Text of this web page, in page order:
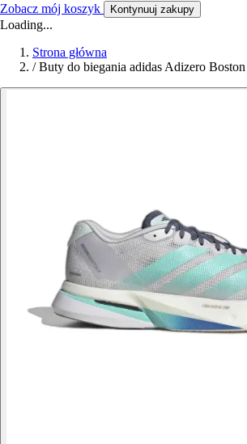
Zobacz mój koszyk Kontynuuj zakupy
Loading...
Strona główna
/ Buty do biegania adidas Adizero